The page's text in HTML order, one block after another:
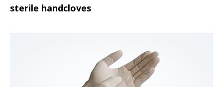
sterile handcloves